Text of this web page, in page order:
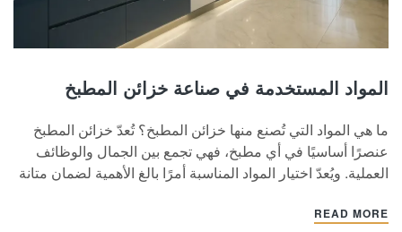
المواد المستخدمة في صناعة خزائن المطبخ
ما هي المواد التي تُصنع منها خزائن المطبخ؟ تُعدّ خزائن المطبخ
عنصرًا أساسيًا في أي مطبخ، فهي تجمع بين الجمال والوظائف
العملية. ويُعدّ اختيار المواد المناسبة أمرًا بالغ الأهمية لضمان متانة
المقالة بالتفصيل مواد هياكل الخزائن وأبوابها . وتُتيح أنواع المواد…
READ MORE